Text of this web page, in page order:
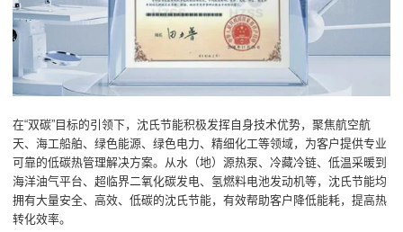
在“双碳”目标的引领下，沈氏节能积极发挥自身技术优势，聚焦航空航
天、海工船舶、绿色能源、绿色电力、精细化工等领域，为客户提供专业
可靠的低碳热管理解决方案。从水（地）源热泵、冷藏冷链、低温采暖到
海洋油气平台、超临界二氧化碳发电、氢燃料电池发动机等，沈氏节能均
拥有大量安全、高效、低碳的沈氏节能，有效帮助客户降低能耗，提高热
转化效率。